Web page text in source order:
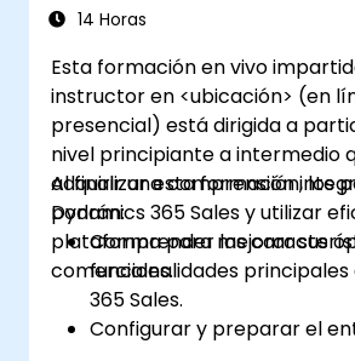
con otras aplicaciones de
14 Horas
Esta formación en vivo
instructor en <ubicación> (en
presencial) está dirigida a
nivel principiante a intermedio
adquirir una comprensión
Dynamics 365 Sales y utilizar
plataforma para mejorar sus
comerciales.
Al finalizar esta formación, los
podrán:
Comprender las
funcionalidades
365 Sales.
Configurar y preparar el